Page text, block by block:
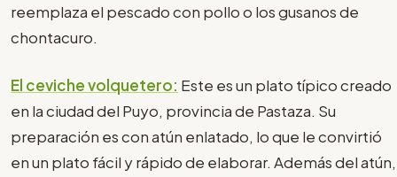
reemplaza el pescado con pollo o los gusanos de
chontacuro.
El ceviche volquetero: Este es un plato típico creado
en la ciudad del Puyo, provincia de Pastaza. Su
preparación es con atún enlatado, lo que le convirtió
en un plato fácil y rápido de elaborar. Además del atún,